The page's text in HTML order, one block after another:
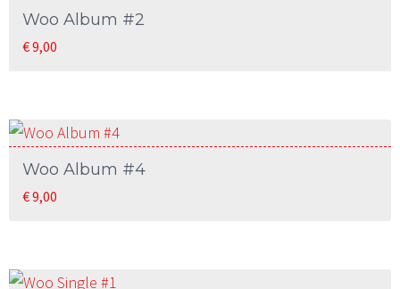
Woo Album #2
€9,00
Woo Album #4
€9,00